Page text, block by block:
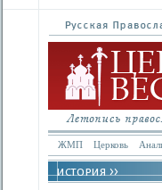
ЖМП Церковь